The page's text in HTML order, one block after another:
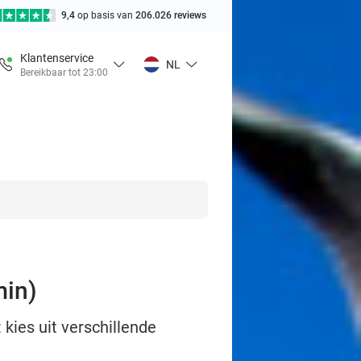
9,4 op basis van 206.026 reviews
Klantenservice
Bereikbaar tot 23:00
NL
kies uit verschillende